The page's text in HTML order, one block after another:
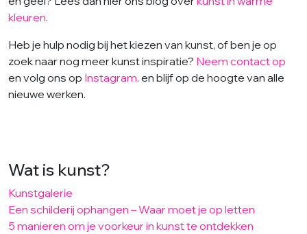
kleuren.
Heb je hulp nodig bij het kiezen van kunst, of ben je op
zoek naar nog meer kunst inspiratie? Neem contact op
en volg ons op Instagram. en blijf op de hoogte van alle
nieuwe werken.
Wat is kunst?
Kunstgalerie
Een schilderij ophangen – Waar moet je op letten
5 manieren om je voorkeur in kunst te ontdekken